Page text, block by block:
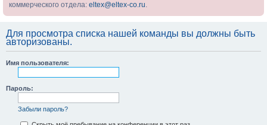
коммерческого отдела: eltex@eltex-co.ru.
Для просмотра списка нашей команды вы должны быть
авторизованы.
Имя пользователя:
Пароль:
Забыли пароль?